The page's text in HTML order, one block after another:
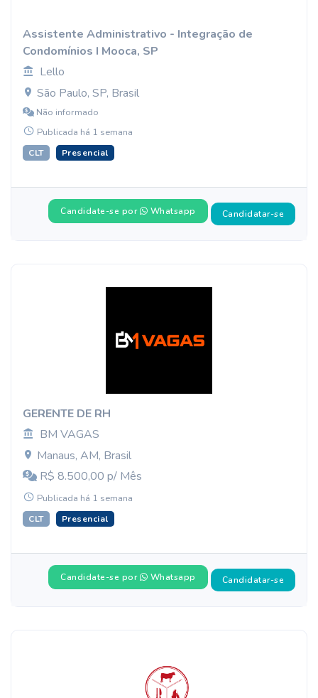
Assistente Administrativo - Integração de
Condomínios I Mooca, SP
Lello
São Paulo, SP, Brasil
Não informado
Publicada há 1 semana
CLT Presencial
Candidate-se por Whatsapp Candidatar-se
GERENTE DE RH
BM VAGAS
Manaus, AM, Brasil
R$ 8.500,00 p/ Mês
Publicada há 1 semana
CLT Presencial
Candidate-se por Whatsapp Candidatar-se